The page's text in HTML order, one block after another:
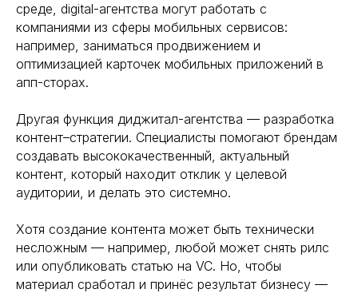
среде, digital-агентства могут работать с
компаниями из сферы мобильных сервисов:
например, заниматься продвижением и
оптимизацией карточек мобильных приложений в
апп-сторах.
Другая функция диджитал-агентства — разработка
контент–стратегии. Специалисты помогают брендам
создавать высококачественный, актуальный
контент, который находит отклик у целевой
аудитории, и делать это системно.
Хотя создание контента может быть технически
несложным — например, любой может снять рилс
или опубликовать статью на VC. Но, чтобы
материал сработал и принёс результат бизнесу —